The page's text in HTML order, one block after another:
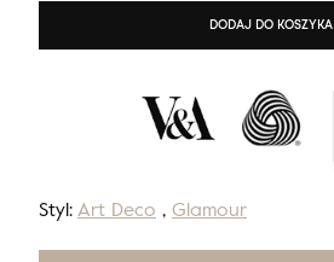
Styl:Art Deco , Glamour
DODAJ DO KOSZYKA